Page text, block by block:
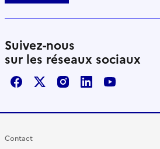
Suivez-nous
sur les réseaux sociaux
FacebookX / TwitterInstagram
LinkedInYoutube
Contact